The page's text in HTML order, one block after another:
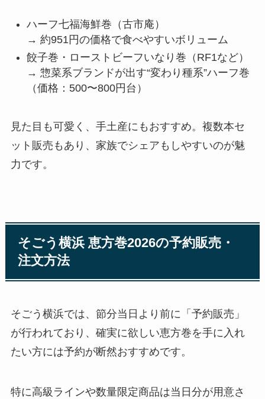
ハーフ七福海鮮巻（古市庵）
→ 約951円の価格で食べやすいボリューム
餃子巻・ローストビーフいなり巻（RF1など）
→ 惣菜系ブランドが出す“変わり種系”ハーフ巻
（価格：500〜800円台）
見た目も可愛く、手土産にもおすすめ。複数本セ
ット販売もあり、家族でシェアもしやすいのが魅
力です。
そごう横浜 恵方巻2026の予約販売・
注文方法
そごう横浜では、節分当日より前に「予約販売」
が行われており、確実に欲しい恵方巻を手に入れ
たい方には予約が断然おすすめです。
特に高級ラインや数量限定商品は当日分が用意さ